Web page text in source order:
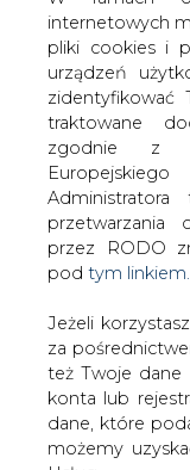
też Twoje dane
konta lub
dane, które
możemy
Usług.
Informacje
danych
wymagane
Prywatności
Dane zbierane
być
podstawach.
Pamiętaj, że w
osobowych
a przede
oraz prawo
W
polscy
święto.
istotną
To 24-
zasilaniem
milionów
Często w czasie
zakładów
życia
atmosferyczne.
dobrodziejstw
energetykach
działa lodówka,